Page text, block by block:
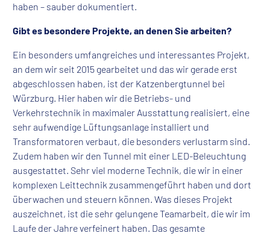
haben – sauber dokumentiert.
Gibt es besondere Projekte, an denen Sie arbeiten?
Ein besonders umfangreiches und interessantes Projekt,
an dem wir seit 2015 gearbeitet und das wir gerade erst
abgeschlossen haben, ist der Katzenbergtunnel bei
Würzburg. Hier haben wir die Betriebs- und
Verkehrstechnik in maximaler Ausstattung realisiert, eine
sehr aufwendige Lüftungsanlage installiert und
Transformatoren verbaut, die besonders verlustarm sind.
Zudem haben wir den Tunnel mit einer LED-Beleuchtung
ausgestattet. Sehr viel moderne Technik, die wir in einer
komplexen Leittechnik zusammengeführt haben und dort
überwachen und steuern können. Was dieses Projekt
auszeichnet, ist die sehr gelungene Teamarbeit, die wir im
Laufe der Jahre verfeinert haben. Das gesamte